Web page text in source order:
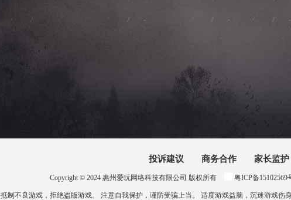
投诉建议 商务合作 家长监护
Copyright © 2024 惠州爱玩网络科技有限公司 版权所有 粤ICP备15102569
抵制不良游戏，拒绝盗版游戏。 注意自我保护，谨防受骗上当。 适度游戏益脑，沉迷游戏伤